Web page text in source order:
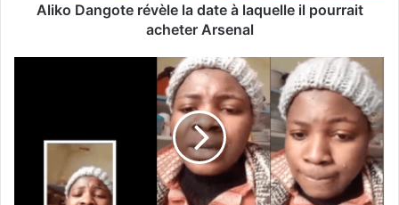
Aliko Dangote révèle la date à laquelle il pourrait
acheter Arsenal